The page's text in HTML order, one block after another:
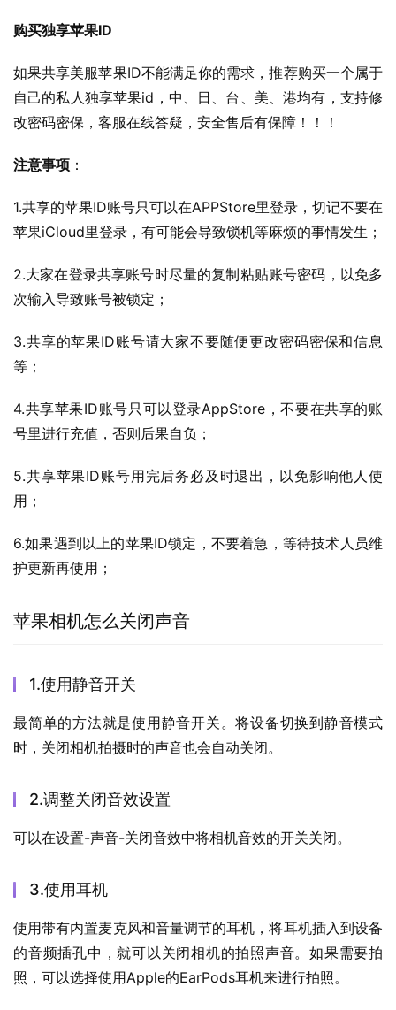
购买独享苹果ID
如果共享美服苹果ID不能满足你的需求，推荐购买一个属于
自己的私人独享苹果id，中、日、台、美、港均有，支持修
改密码密保，客服在线答疑，安全售后有保障！！！
注意事项 ：
1.共享的苹果ID账号只可以在APPStore里登录，切记不要在
苹果iCloud里登录，有可能会导致锁机等麻烦的事情发生；
2.大家在登录共享账号时尽量的复制粘贴账号密码，以免多
次输入导致账号被锁定；
3.共享的苹果ID账号请大家不要随便更改密码密保和信息
等；
4.共享苹果ID账号只可以登录AppStore，不要在共享的账
号里进行充值，否则后果自负；
5.共享苹果ID账号用完后务必及时退出，以免影响他人使
用；
6.如果遇到以上的苹果ID锁定，不要着急，等待技术人员维
护更新再使用；
苹果相机怎么关闭声音
1.使用静音开关
最简单的方法就是使用静音开关。将设备切换到静音模式
时，关闭相机拍摄时的声音也会自动关闭。
2.调整关闭音效设置
可以在设置-声音-关闭音效中将相机音效的开关关闭。
3.使用耳机
使用带有内置麦克风和音量调节的耳机，将耳机插入到设备
的音频插孔中，就可以关闭相机的拍照声音。如果需要拍
照，可以选择使用Apple的EarPods耳机来进行拍照。